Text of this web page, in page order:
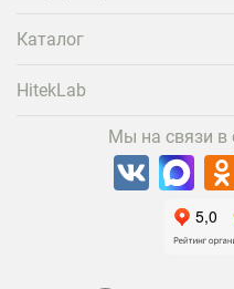
Каталог
HitekLab
Мы на связи в